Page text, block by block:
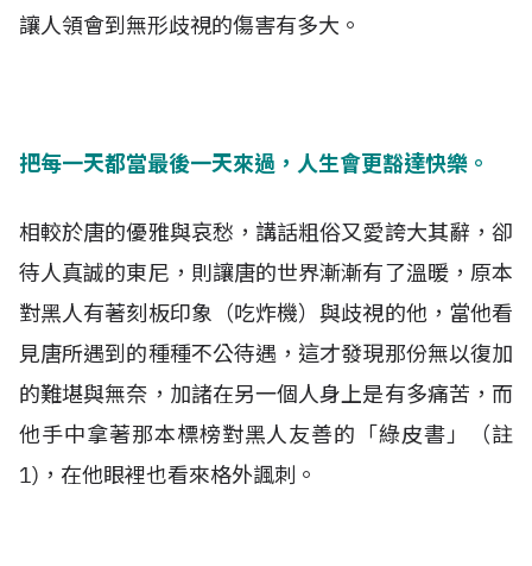
讓人領會到無形歧視的傷害有多大。
把每一天都當最後一天來過，人生會更豁達快樂。
相較於唐的優雅與哀愁，講話粗俗又愛誇大其辭，卻
待人真誠的東尼，則讓唐的世界漸漸有了溫暖，原本
對黑人有著刻板印象（吃炸機）與歧視的他，當他看
見唐所遇到的種種不公待遇，這才發現那份無以復加
的難堪與無奈，加諸在另一個人身上是有多痛苦，而
他手中拿著那本標榜對黑人友善的「綠皮書」（註
1)，在他眼裡也看來格外諷刺。